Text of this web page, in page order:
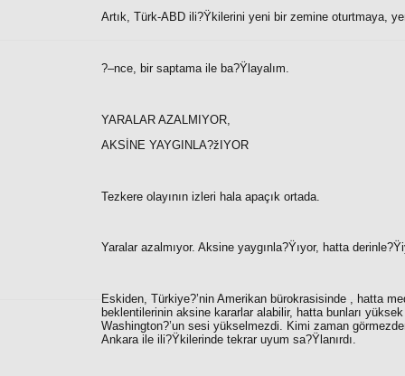
Artık, Türk-ABD ili?Ÿkilerini yeni bir zemine oturtmaya,
?–nce, bir saptama ile ba?Ÿlayalım.
YARALAR AZALMIYOR,
AKSİNE YAYGINLA?žIYOR
Tezkere olayının izleri hala apaçık ortada.
Yaralar azalmıyor. Aksine yaygınla?Ÿıyor, hatta
Eskiden, Türkiye?’nin Amerikan bürokrasisinde , hatta
beklentilerinin aksine kararlar alabilir, hatta bunları
Washington?’un sesi yükselmezdi. Kimi zaman
Ankara ile ili?Ÿkilerinde tekrar uyum sa?Ÿlanırdı.